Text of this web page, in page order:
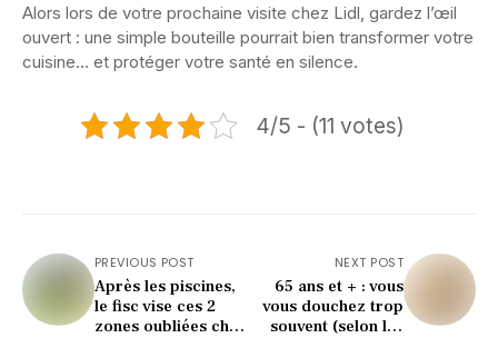
Alors lors de votre prochaine visite chez Lidl, gardez l’œil
ouvert : une simple bouteille pourrait bien transformer votre
cuisine… et protéger votre santé en silence.
4/5 - (11 votes)
PREVIOUS POST
Après les piscines,
le fisc vise ces 2
zones oubliées chez
NEXT POST
65 ans et + : vous
vous douchez trop
souvent (selon les